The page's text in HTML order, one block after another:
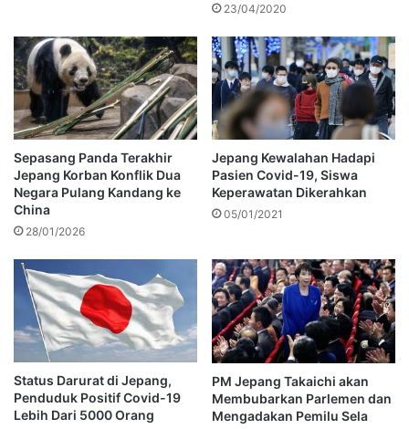
23/04/2020
Sepasang Panda Terakhir
Jepang Korban Konflik Dua
Negara Pulang Kandang ke
China
28/01/2026
Jepang Kewalahan Hadapi
Pasien Covid-19, Siswa
Keperawatan Dikerahkan
05/01/2021
Status Darurat di Jepang,
Penduduk Positif Covid-19
Lebih Dari 5000 Orang
PM Jepang Takaichi akan
Membubarkan Parlemen dan
Mengadakan Pemilu Sela